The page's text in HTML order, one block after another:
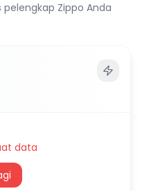
Zippo Anda
data